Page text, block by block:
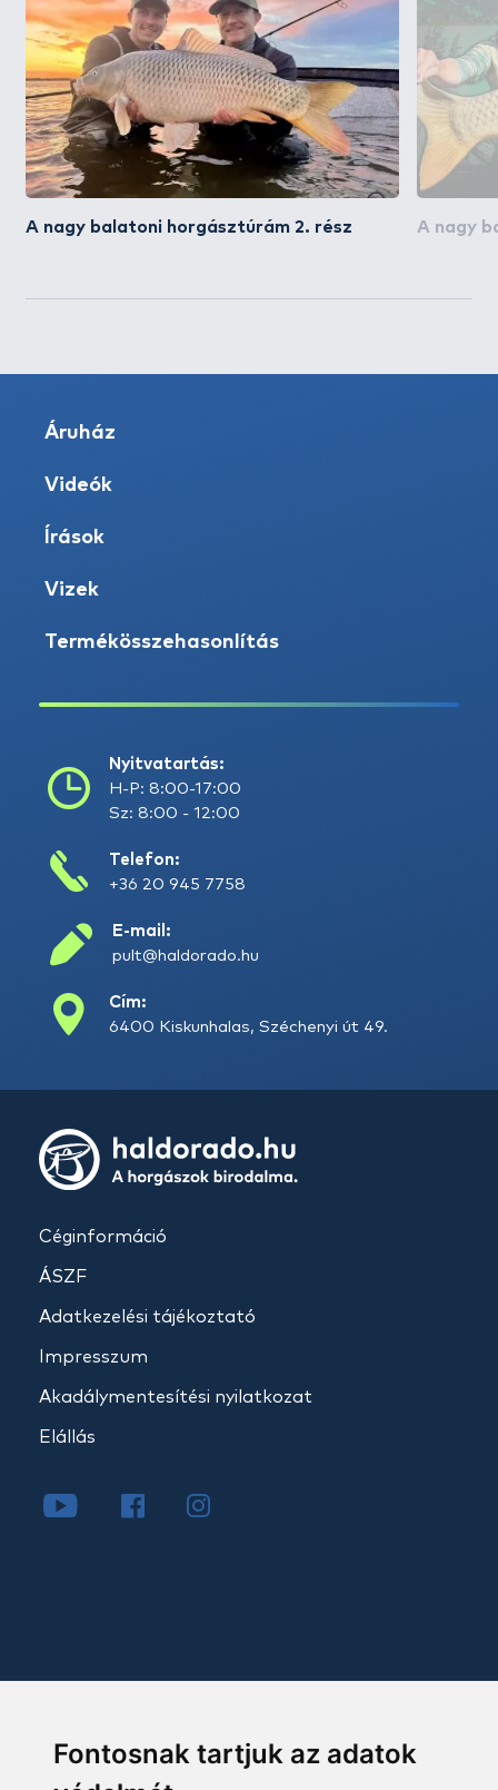
Fontosnak tartjuk az adatok
A nagy balatoni horgásztúrám 2. rész A nagy
Áruház
Videók
Írások
Vizek
Termékösszehasonlítás
Nyitvatartás:
H-P: 8:00-17:00
Sz: 8:00 - 12:00
Telefon:
+36 20 945 7758
E-mail:
pult@haldorado.hu
Cím:
6400 Kiskunhalas, Széchenyi út 49.
Céginformáció
ÁSZF
Adatkezelési tájékoztató
Impresszum
Akadálymentesítési nyilatkozat
Elállás